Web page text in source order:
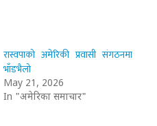
रास्वपाको अमेरिकी प्रवासी संगठनमा
भाँडभैलो
May 21, 2026
In "अमेरिका समाचार"